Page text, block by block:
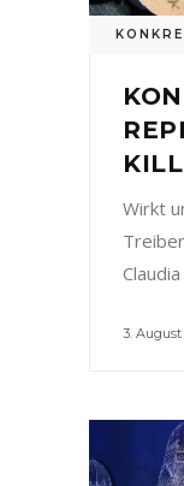
Wirkt
3. August